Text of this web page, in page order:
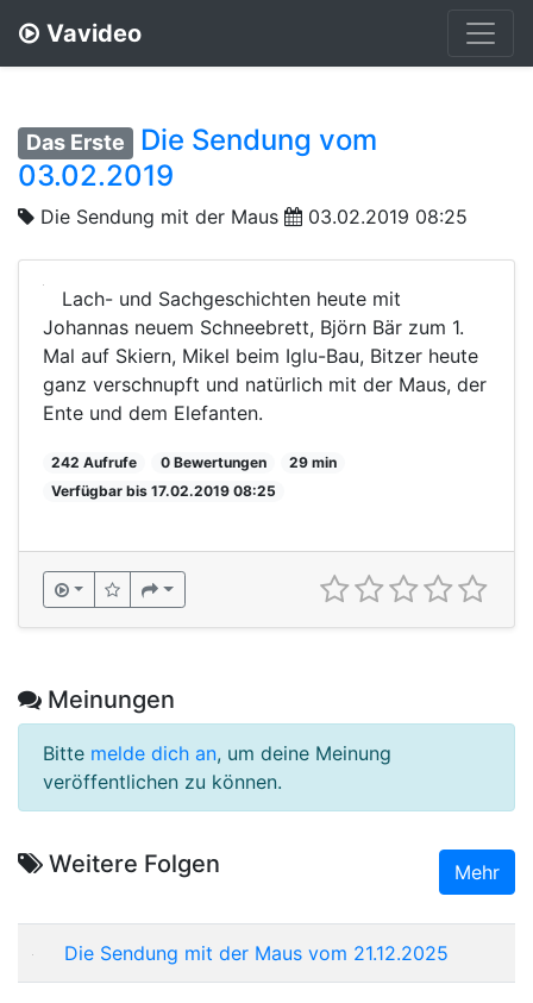
Vavideo
Das Erste
Die Sendung vom
03.02.2019
Die Sendung mit der Maus 03.02.2019 08:25
Lach- und Sachgeschichten heute mit
Johannas neuem Schneebrett, Björn Bär zum 1.
Mal auf Skiern, Mikel beim Iglu-Bau, Bitzer heute
ganz verschnupft und natürlich mit der Maus, der
Ente und dem Elefanten.
242 Aufrufe 0 Bewertungen
29 min
Verfügbar bis 17.02.2019 08:25
Meinungen
Bitte melde dich an, um deine Meinung
veröffentlichen zu können.
Weitere Folgen Mehr
Die Sendung mit der Maus vom 21.12.2025